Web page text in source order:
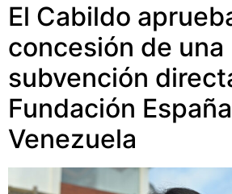
El Cabildo
concesión de una
subvención
Fundación
Venezuela